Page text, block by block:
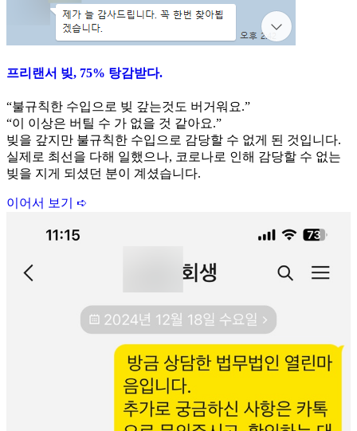
프리랜서 빚, 75% 탕감받다.
“불규칙한 수입으로 빚 갚는것도 버거워요.”
“이 이상은 버틸 수 가 없을 것 같아요.”
빚을 갚지만 불규칙한 수입으로 감당할 수 없게 된 것입니다.
실제로 최선을 다해 일했으나, 코로나로 인해 감당할 수 없는
빚을 지게 되셨던 분이 계셨습니다.
이어서 보기 ➪